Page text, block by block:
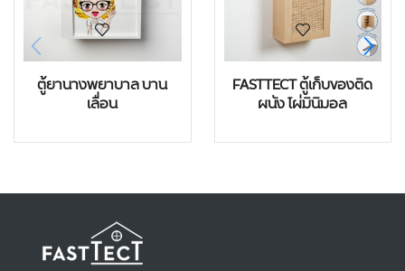
ตู้ยานางพยาบาล บาน
เลื่อน
FASTTECT ตู้เก็บของติด
ผนัง ไผ่มินิมอล